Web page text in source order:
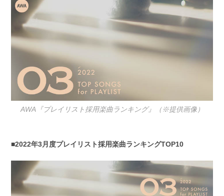
AWA『プレイリスト採用楽曲ランキング』（※提供画像）
■2022年3月度プレイリスト採用楽曲ランキングTOP10